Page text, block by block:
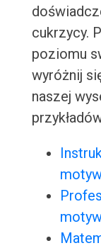
cukrzycy.
poziomu
wyróżnij
naszej